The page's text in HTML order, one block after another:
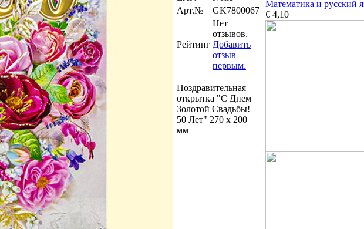
Арт.№
GK7800067
Рейтинг
Нет
отзывов.
Добавить
отзыв
первым.
Поздравительная
открытка "С Днем
Золотой Свадьбы!
50 Лет" 270 х 200
мм
Математика и русский
€ 4,10